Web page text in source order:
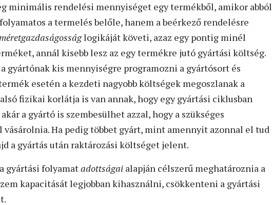
minimális rendelési mennyiséget egy termékből, amikor abból
a termelés belőle, hanem a beérkező rendelésre
logikáját követi, azaz egy pontig minél
annál kisebb lesz az egy termékre jutó gyártási költség.
gyártónak kis mennyiségre programozni a gyártósort és
esetén a kezdeti nagyobb költségek megoszlanak a
fizikai korlátja is van annak, hogy egy gyártási ciklusban
a gyártó is szembesülhet azzal, hogy a szükséges
Ha pedig többet gyárt, mint amennyit azonnal el tud
a gyártás után raktározási költséget jelent.
gyártási folyamatadottságai alapján célszerű meghatároznia a
kapacitását legjobban kihasználni, csökkenteni a gyártási